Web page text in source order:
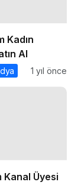
Kadın
Al
1 yıl önce
1 yıl önce